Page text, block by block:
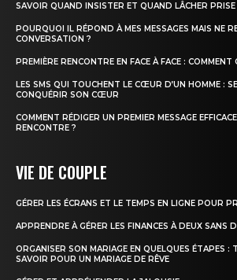
SAVOIR QUAND INSISTER ET QUAND LÂCHER PRISE
POURQUOI IL RÉPOND À MES MESSAGES MAIS NE
CONVERSATION ?
PREMIÈRE RENCONTRE EN FACE À FACE : COMMENT
LES SMS QUI TOUCHENT LE CŒUR D’UN HOMME :
CONQUÉRIR SON CŒUR
COMMENT RÉDIGER UN PREMIER MESSAGE
RENCONTRE ?
VIE DE COUPLE
GÉRER LES ÉCRANS ET LE TEMPS EN LIGNE POUR
APPRENDRE À GÉRER LES FINANCES À DEUX SANS
ORGANISER SON MARIAGE EN QUELQUES ÉTAPES :
SAVOIR POUR UN MARIAGE DE RÊVE